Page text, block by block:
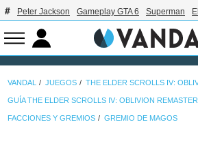
Peter Jackson Gameplay GTA 6 Superman
VANDAL JUEGOS THE ELDER SCROLLS IV:
GUÍA THE ELDER SCROLLS IV: OBLIVION
FACCIONES Y GREMIOS GREMIO DE MAGOS